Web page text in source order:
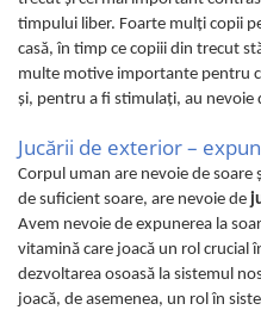
timpului liber. Foarte mulţi copii
casă, în timp ce copiii din trecut
multe motive importante pentru
şi, pentru a fi stimulaţi, au nevoie
Jucării de exterior –
Corpul uman are nevoie de soare
de suficient soare, are nevoie de
Avem nevoie de expunerea la
vitamină care joacă un rol crucial
dezvoltarea osoasă la sistemul
joacă, de asemenea, un rol în